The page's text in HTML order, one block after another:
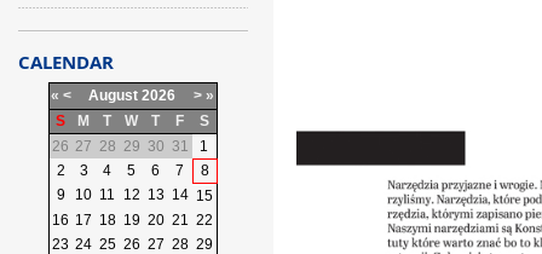
CALENDAR
« < August 2026 > »
S
M T W T F
S
26 27 28 29 30 31
1
2
3 4 5 6 7
8
9
10 11 12 13 14 15
16 17 18 19 20 21 22
23 24 25 26 27 28 29